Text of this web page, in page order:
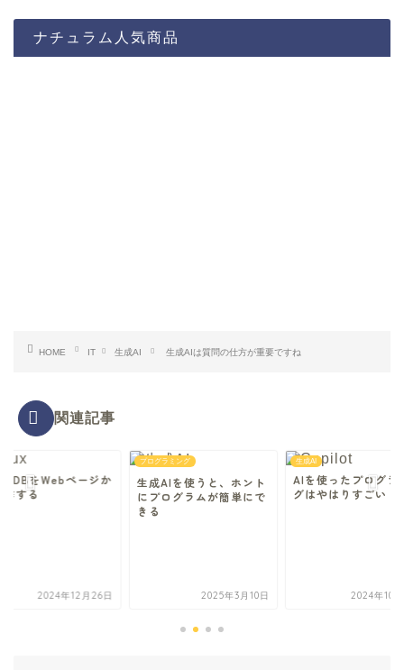
ナチュラム人気商品
HOME IT 生成AI 生成AIは質問の仕方が重要ですね
関連記事
をWebページか
作する
2024年12月26日
プログラミング
生成AIを使うと、ホント
にプログラムが簡単にで
きる
2025年3月10日
生成AI
AIを使ったプログラ
グはやはりすごい
2024年10